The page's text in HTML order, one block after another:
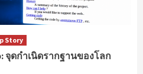
Story
จุดกำเนิดรากฐานของโลก